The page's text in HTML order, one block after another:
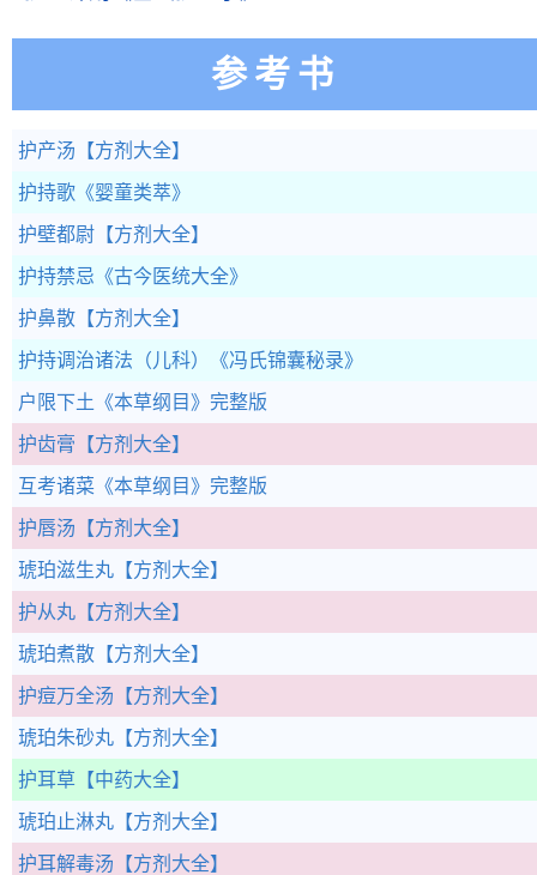
参考书
护产汤 【方剂大全】
护持歌 《婴童类萃》
护壁都尉 【方剂大全】
护持禁忌 《古今医统大全》
护鼻散 【方剂大全】
护持调治诸法（儿科） 《冯氏锦囊秘录》
户限下土 《本草纲目》完整版
护齿膏 【方剂大全】
互考诸菜 《本草纲目》完整版
护唇汤 【方剂大全】
琥珀滋生丸 【方剂大全】
护从丸 【方剂大全】
琥珀煮散 【方剂大全】
护痘万全汤 【方剂大全】
琥珀朱砂丸 【方剂大全】
护耳草 【中药大全】
琥珀止淋丸 【方剂大全】
护耳解毒汤 【方剂大全】